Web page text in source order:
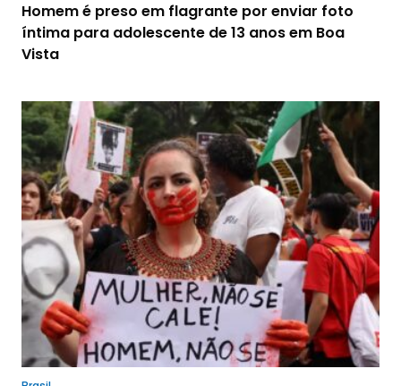
Homem é preso em flagrante por enviar foto
íntima para adolescente de 13 anos em Boa
Vista